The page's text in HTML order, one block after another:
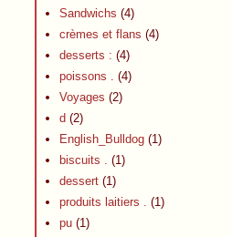
Sandwichs (4)
crèmes et flans (4)
desserts : (4)
poissons . (4)
Voyages (2)
d (2)
English_Bulldog (1)
biscuits . (1)
dessert (1)
produits laitiers . (1)
pu (1)